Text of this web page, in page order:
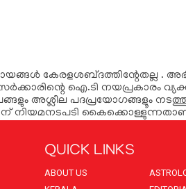
കേരളശബ്‌ദത്തിന്റേതല്ല .
സർക്കാരിന്റെ ഐ.ടി നയപ്രകാരം
അശ്ലീല പദപ്രയോഗങ്ങളൂം
നിയമനടപടി
QUICK LINKS
ABOUT US